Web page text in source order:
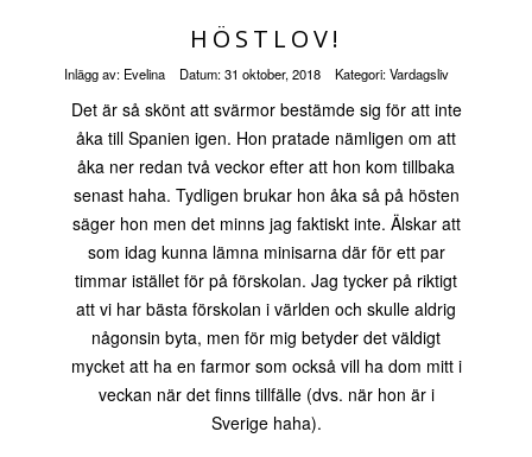
HÖSTLOV!
Inlägg av: Evelina Datum:31 oktober, 2018 Kategori:Vardagsliv
Det är så skönt att svärmor bestämde sig för att inte
åka till Spanien igen. Hon pratade nämligen om att
åka ner redan två veckor efter att hon kom tillbaka
senast haha. Tydligen brukar hon åka så på hösten
säger hon men det minns jag faktiskt inte. Älskar att
som idag kunna lämna minisarna där för ett par
timmar istället för på förskolan. Jag tycker på riktigt
att vi har bästa förskolan i världen och skulle aldrig
någonsin byta, men för mig betyder det väldigt
mycket att ha en farmor som också vill ha dom mitt i
veckan när det finns tillfälle (dvs. när hon är i
Sverige haha).